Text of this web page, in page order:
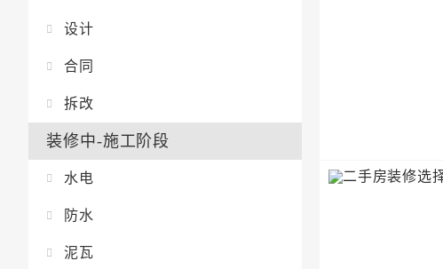
设计
合同
拆改
装修中-施工阶段
水电
防水
泥瓦